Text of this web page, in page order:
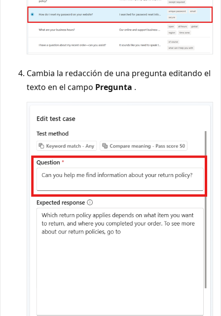
Cambia la redacción de una pregunta editando el
texto en el campo Pregunta .